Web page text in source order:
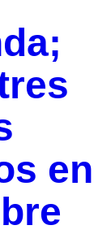
en